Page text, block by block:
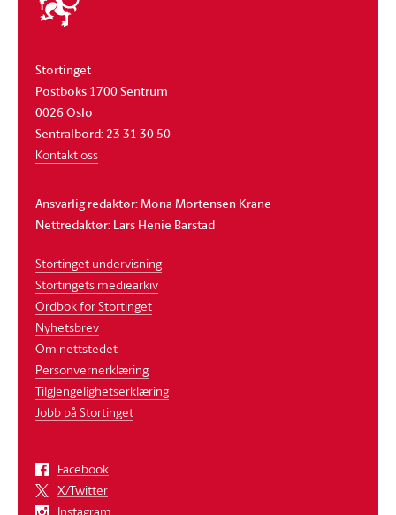
stortinget
Stortinget
Postboks 1700 Sentrum
0026 Oslo
Sentralbord: 23 31 30 50
Kontakt oss
Ansvarlig redaktør: Mona Mortensen Krane
Nettredaktør: Lars Henie Barstad
Stortinget undervisning
Stortingets mediearkiv
Ordbok for Stortinget
Nyhetsbrev
Om nettstedet
Personvernerklæring
Tilgjengelighetserklæring
Jobb på Stortinget
Facebook
X/Twitter
Instagram